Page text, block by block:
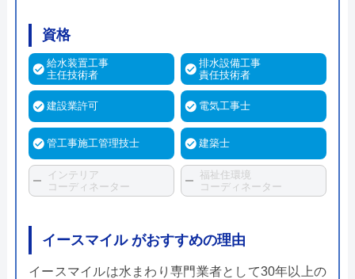
資格
給水装置工事
主任技術者
排水設備工事
責任技術者
建設業許可 電気工事士
管工事施工管理技士 建築士
インテリア
コーディネーター
福祉住環境
コーディネーター
イースマイル がおすすめの理由
イースマイルは水まわり専門業者として30年以上の